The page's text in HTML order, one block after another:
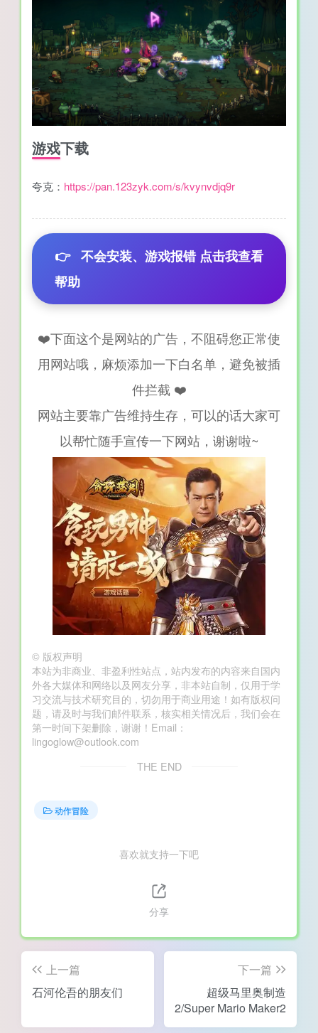
游戏下载
夸克： https://pan.123zyk.com/s/kvynvdjq9r
👉 不会安装、游戏报错 点击我查看
帮助
❤️下面这个是网站的广告，不阻碍您正常使
用网站哦，麻烦添加一下白名单，避免被插
件拦截 ❤️
网站主要靠广告维持生存，可以的话大家可
以帮忙随手宣传一下网站，谢谢啦~
© 版权声明
本站为非商业、非盈利性站点，站内发布的内容来自国内
外各大媒体和网络以及网友分享，非本站自制，仅用于学
习交流与技术研究目的，切勿用于商业用途！如有版权问
题，请及时与我们邮件联系，核实相关情况后，我们会在
第一时间下架删除，谢谢！Email：
lingoglow@outlook.com
THE END
动作冒险
喜欢就支持一下吧
分享
上一篇
石河伦吾的朋友们
下一篇
超级马里奥制造
2/Super Mario Maker2